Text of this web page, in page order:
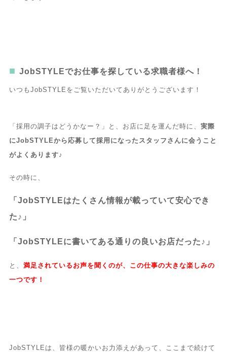
JobSTYLEでお仕事を探している求職者様へ！
いつもJobSTYLEをご覧いただいてありがとうございます！
「採用の調子はどうかなー？」と、お店に足を運んだ時に、 実際
にJobSTYLEから応募して採用になったスタッフさんに会うこと
がよくあります♪
その時に、
「JobSTYLEはたくさん情報が載っていて安心でき
た♪」
「JobSTYLEに書いてある通りの良いお店だった♪」
と、 満足されているお声を聞くのが、この仕事の大きな楽しみの
一つです！
JobSTYLEは、皆様の暖かいお力添えがあって、ここまで続けて